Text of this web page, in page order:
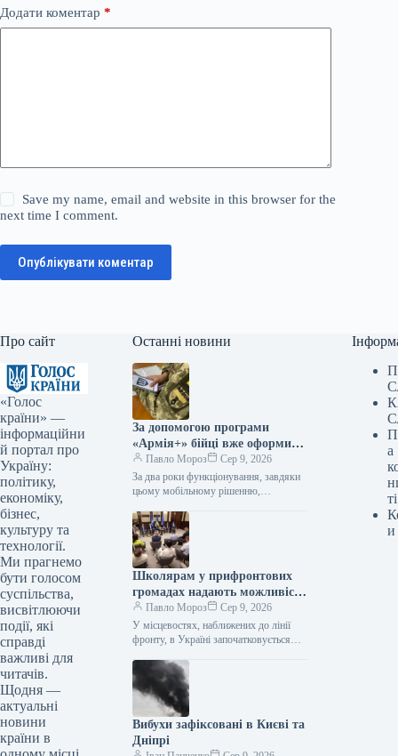
Додати коментар *
Save my name, email and website in this browser for the
next time I comment.
Опублікувати коментар
Про сайт
«Голос
країни» —
інформаційни
й портал про
Україну:
політику,
економіку,
бізнес,
культуру та
технології.
Ми прагнемо
бути голосом
суспільства,
висвітлюючи
події, які
справді
важливі для
читачів.
Щодня —
актуальні
новини
країни в
Останні новини
За допомогою програми
«Армія+» бійці вже оформили
майже 3 мільйони рапортів.
Павло Мороз
Сер 9, 2026
За два роки функціонування, завдяки
цьому мобільному рішенню,
приблизно 3 мільйони рапортів. За
інформацією, наданою Укрінформом,
це…
Школярам у прифронтових
громадах надають можливість
безпечно діставатися до
навчальних закладів завдяки
новій програмі «Безпечний
Павло Мороз
Сер 9, 2026
У місцевостях, наближених до лінії
фронту, в Україні започатковується
учнів, де будуть розміщені пересувні
захисні споруди.…
Вибухи зафіксовані в Києві та
Дніпрі
а
ті
и